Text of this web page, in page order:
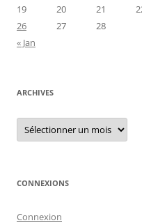
19
20 21
26
27
28
« Jan
ARCHIVES
Archives
CONNEXIONS
Connexion